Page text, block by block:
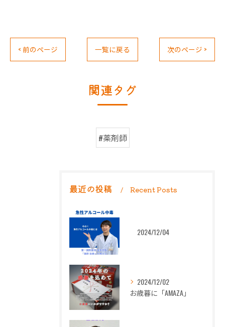
< 前のページ 一覧に戻る 次のページ >
関連タグ
#薬剤師
最近の投稿 Recent Posts
2024/12/04
2024/12/02
お歳暮に「AMAZA」